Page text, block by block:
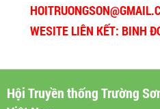
WESITE LIÊN KẾT: BINH
Hội Truyền thống Trường